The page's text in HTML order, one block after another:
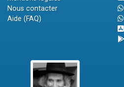
Nous contacter
Aide (FAQ)